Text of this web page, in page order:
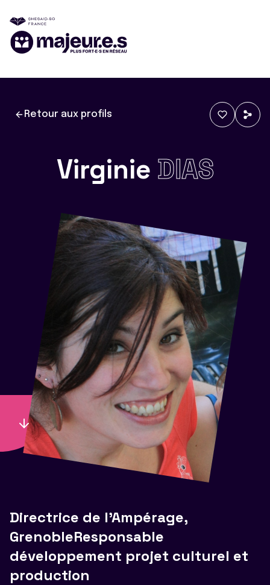
Retour aux profils
Virginie DIAS
Directrice de l'Ampérage,
GrenobleResponsable
développement projet culturel et
production